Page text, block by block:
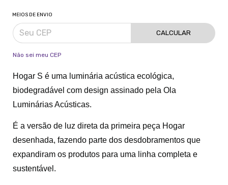
MEIOS DE ENVIO
CALCULAR
Não sei meu CEP
Hogar S é uma luminária acústica ecológica,
biodegradável com design assinado pela Ola
Luminárias Acústicas.
É a versão de luz direta da primeira peça Hogar
desenhada, fazendo parte dos desdobramentos que
expandiram os produtos para uma linha completa e
sustentável.